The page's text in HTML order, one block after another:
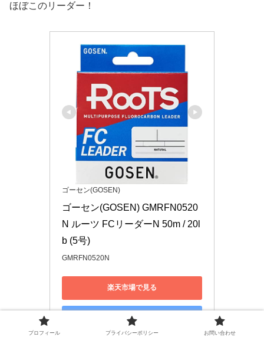
ほぼこのリーダー！
ゴーセン(GOSEN)
ゴーセン(GOSEN) GMRFN0520
N ルーツ FCリーダーN 50m / 20l
b (5号)
GMRFN0520N
楽天市場で見る
Yahoo!ショッピングで見る
プロフィール プライバシーポリシー お問い合わせ